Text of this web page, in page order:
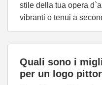
stile della tua opera
vibranti o tenui a
Quali sono i
per un logo